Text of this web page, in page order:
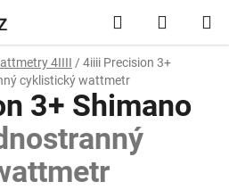
Hledat
KOŠÍK
4IIII / 4iiii Precision 3+
cyklistický wattmetr
3+ Shimano